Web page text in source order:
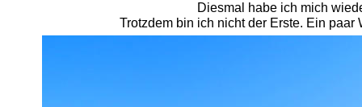
Diesmal habe ich mich
Trotzdem bin ich nicht der Erste. Ein